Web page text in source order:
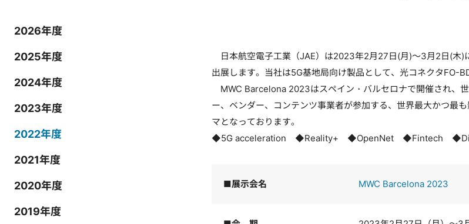
2026年度
2025年度
2024年度
2023年度
2022年度
2021年度
2020年度
2019年度
日本航空電子工業（JAE）は2023年2月27日(月)～3月2日(木
出展します。当社は5G基地局向け製品として、光コネクタFO-
MWC Barcelona 2023はスペイン・バルセロナで開催され、
ー、ベンダー、コンテンツ事業者が参加する、世界最大かつ最
マとなっております。
◆5G acceleration ◆Reality+ ◆OpenNet ◆Fintech
■展示会名 MWC Barcelona 2023